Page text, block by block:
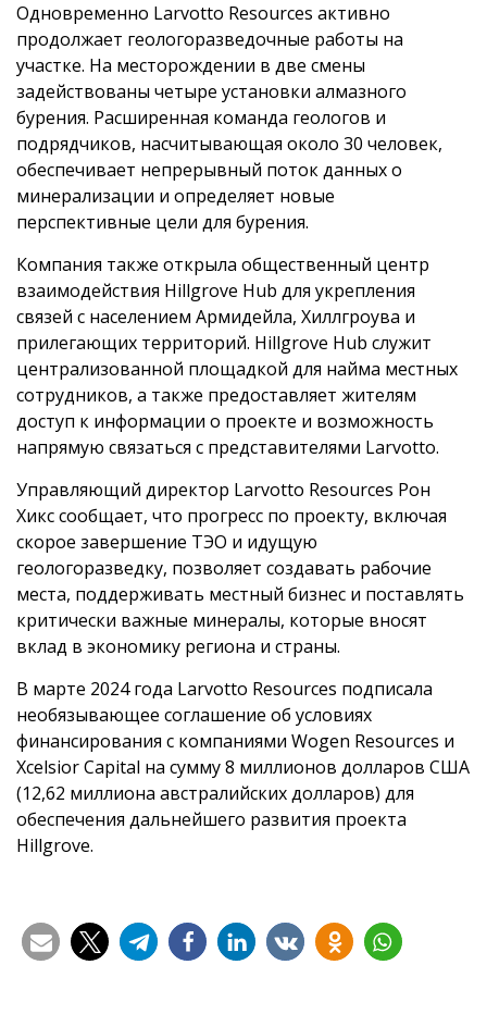
Одновременно Larvotto Resources активно
продолжает геологоразведочные работы на
участке. На месторождении в две смены
задействованы четыре установки алмазного
бурения. Расширенная команда геологов и
подрядчиков, насчитывающая около 30 человек,
обеспечивает непрерывный поток данных о
минерализации и определяет новые
перспективные цели для бурения.
Компания также открыла общественный центр
взаимодействия Hillgrove Hub для укрепления
связей с населением Армидейла, Хиллгроува и
прилегающих территорий. Hillgrove Hub служит
централизованной площадкой для найма местных
сотрудников, а также предоставляет жителям
доступ к информации о проекте и возможность
напрямую связаться с представителями Larvotto.
Управляющий директор Larvotto Resources Рон
Хикс сообщает, что прогресс по проекту, включая
скорое завершение ТЭО и идущую
геологоразведку, позволяет создавать рабочие
места, поддерживать местный бизнес и поставлять
критически важные минералы, которые вносят
вклад в экономику региона и страны.
В марте 2024 года Larvotto Resources подписала
необязывающее соглашение об условиях
финансирования с компаниями Wogen Resources и
Xcelsior Capital на сумму 8 миллионов долларов США
(12,62 миллиона австралийских долларов) для
обеспечения дальнейшего развития проекта
Hillgrove.